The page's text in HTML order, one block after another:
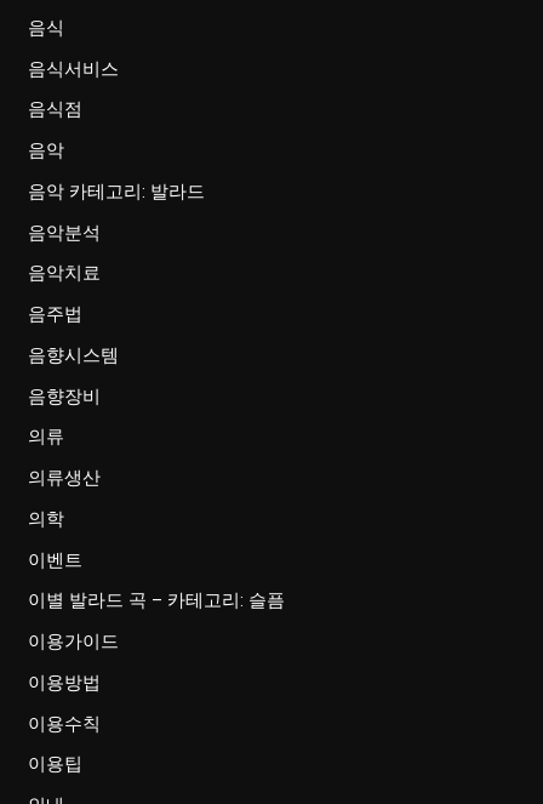
음식
음식서비스
음식점
음악
음악 카테고리: 발라드
음악분석
음악치료
음주법
음향시스템
음향장비
의류
의류생산
의학
이벤트
이별 발라드 곡 – 카테고리: 슬픔
이용가이드
이용방법
이용수칙
이용팁